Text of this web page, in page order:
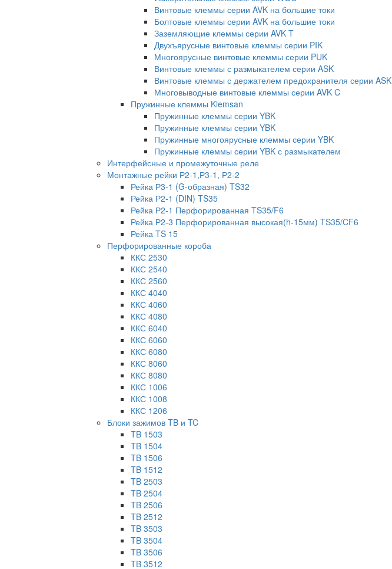
Винтовые клеммы серии AVK на большие токи
Болтовые клеммы серии AVK на большие токи
Заземляющие клеммы серии AVK T
Двухъярусные винтовые клеммы серии PIK
Многоярусные винтовые клеммы серии PUK
Винтовые клеммы с размыкателем серии ASK
Винтовые клеммы с держателем предохранителя серии ASK
Многовыводные винтовые клеммы серии AVK C
Пружинные клеммы Klemsan
Пружинные клеммы серии YBK
Пружинные клеммы серии YBK
Пружинные многоярусные клеммы серии YBK
Пружинные клеммы серии YBK с размыкателем
Интерфейсные и промежуточные реле
Монтажные рейки Р2-1,Р3-1, Р2-2
Рейка Р3-1 (G-образная) TS32
Рейка Р2-1 (DIN) TS35
Рейка Р2-1 Перфорированная TS35/F6
Рейка Р2-3 Перфорированная высокая(h-15мм) TS35/CF6
Рейка TS 15
Перфорированные короба
ККС 2530
ККС 2540
ККС 2560
ККС 4040
ККС 4060
ККС 4080
ККС 6040
ККС 6060
ККС 6080
ККС 8060
ККС 8080
ККС 1006
ККС 1008
ККС 1206
Блоки зажимов TB и TC
TB 1503
TB 1504
TB 1506
TB 1512
TB 2503
TB 2504
TB 2506
TB 2512
TB 3503
TB 3504
TB 3506
TB 3512